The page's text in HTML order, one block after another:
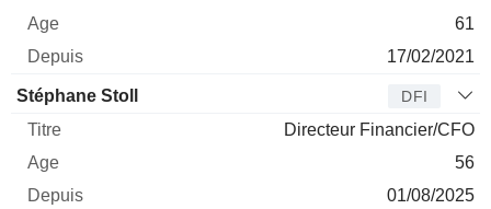
61
17/02/2021
Stéphane Stoll DFI
Directeur Financier/CFO
56
01/08/2025